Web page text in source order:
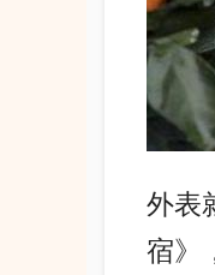
外表
宿》